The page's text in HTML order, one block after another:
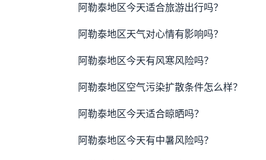
阿勒泰地区今天适合旅游出行吗？
阿勒泰地区天气对心情有影响吗？
阿勒泰地区今天有风寒风险吗？
阿勒泰地区空气污染扩散条件怎么样？
阿勒泰地区今天适合晾晒吗？
阿勒泰地区今天有中暑风险吗？